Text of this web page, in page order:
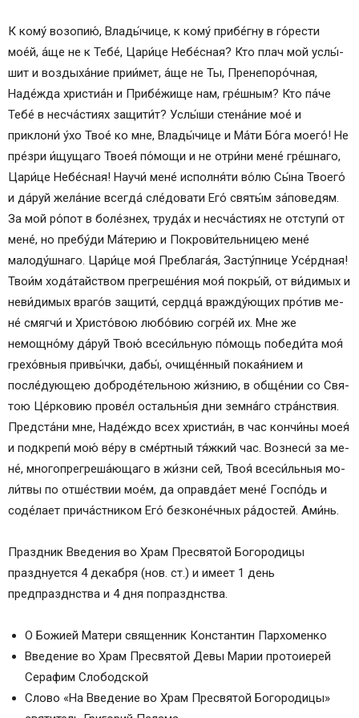
К кому́ возопию́, Вла­ды́­чи­це, к кому́ прибе́гну в го́рести
мое́й, а́ще не к Те­бе́, Ца­ри́­це Не­бе́с­ная? Кто плач мой услы́­
шит и воздыха́ние прии́мет, а́ще не Ты, Пренепоро́чная,
Наде́жда хри­сти­а́н и При­бе́­жи­ще нам, гре́ш­ным? Кто па́­че
Те­бе́ в несча́стиях защити́т? Услы́­ши стена́ние мое́ и
приклони́ у́хо Твое́ ко мне, Вла­ды́­чи­це и Ма́­ти Бо́­га мо­его́! Не
пре́­зри и́щущаго Твоея́ по́­мо­щи и не от­ри́­ни ме­не́ гре́ш­на­го,
Ца­ри́­це Не­бе́с­ная! Нау­чи́ ме­не́ исполня́ти во́лю Сы́­на Тво­его́
и да́­руй же­ла́­ние всег­да́ сле́довати Его́ свя­ты́м за́поведям.
За мой ро́пот в бо­ле́з­нех, труда́х и несча́стиях не от­сту­пи́ от
ме­не́, но пребу́ди Ма́терию и Покрови́тельницею ме­не́
малоду́шнаго. Ца­ри́­це моя́ Преблага́я, За­сту́п­ни­це Усе́рд­ная!
Тво­и́м хо­да́­тай­ством прегреше́ния моя́ по­кры́й, от ви́­ди­мых и
не­ви́­ди­мых вра­го́в защити́, серд­ца́ вражду́ющих про́тив ме­
не́ смягчи́ и Хри­сто́­вою лю­бо́­вию со­гре́й их. Мне же
немощно́му да́­руй Твою́ всеси́льную по́­мощь победи́та моя́
гре­хо́в­ныя привы́чки, дабы́, очище́нный покая́нием и
после́дующею доброде́тельною жи́знию, в обще́нии со Свя­
тою Це́рковию прове́л остальны́я дни зем­на́­го стра́нствия.
Предста́ни мне, На­де́ж­до всех хри­сти­а́н, в час кон­чи́­ны моея́
и подкрепи́ мою́ ве́­ру в сме́ртный тя́жкий час. Вознеси́ за ме­
не́, многопрегреша́ющаго в жи́з­ни сей, Твоя́ всеси́льныя мо­
ли́т­вы по от­ше́ст­вии мое́м, да оправда́ет ме­не́ Гос­по́дь и
соде́лает прича́стником Его́ безконе́чных ра́достей. Ами́нь.
Праздник Введения во Храм Пресвятой Богородицы
празднуется 4 декабря (нов. ст.) и имеет 1 день
предпразднства и 4 дня попразднства.
О Божией Матери священник Константин Пархоменко
Введение во Храм Пресвятой Девы Марии протоиерей
Серафим Слободской
Слово «На Введение во Храм Пресвятой Богородицы»